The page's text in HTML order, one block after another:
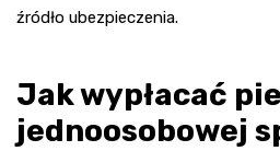
źródło ubezpieczenia.
Jak wypłacać
jednoosobowej